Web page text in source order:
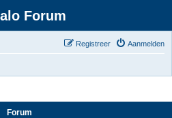
Forum
Aanmelden
Registreer
Forum